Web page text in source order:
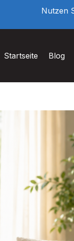
Nutzen
Startseite Blog